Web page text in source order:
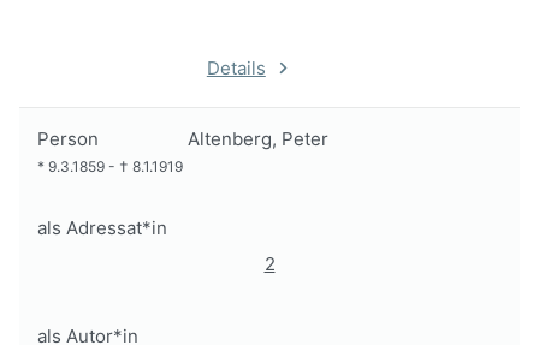
Details
Person Altenberg, Peter
* 9.3.1859 - † 8.1.1919
als Adressat*in
2
als Autor*in